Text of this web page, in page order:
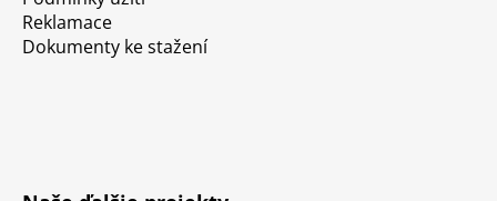
Reklamace
Dokumenty ke stažení